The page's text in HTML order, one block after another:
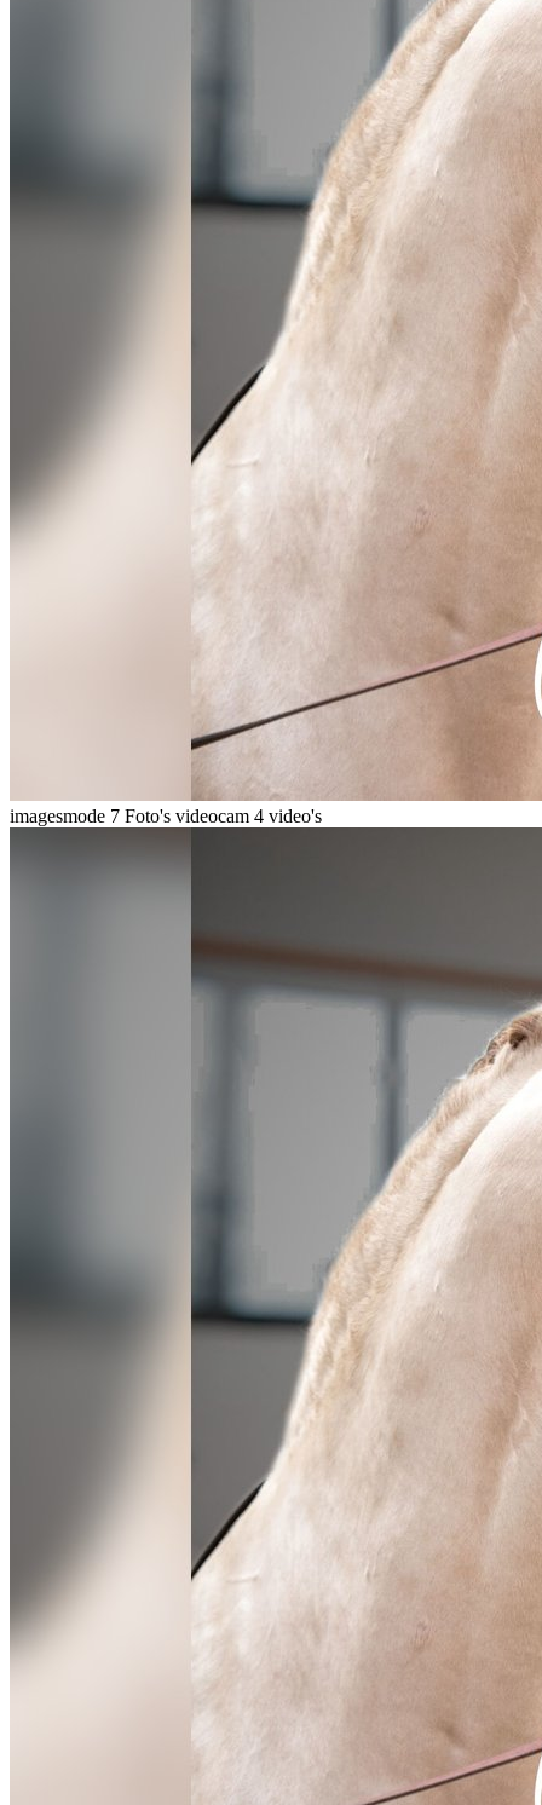
imagesmode 7 Foto's videocam 4 video's